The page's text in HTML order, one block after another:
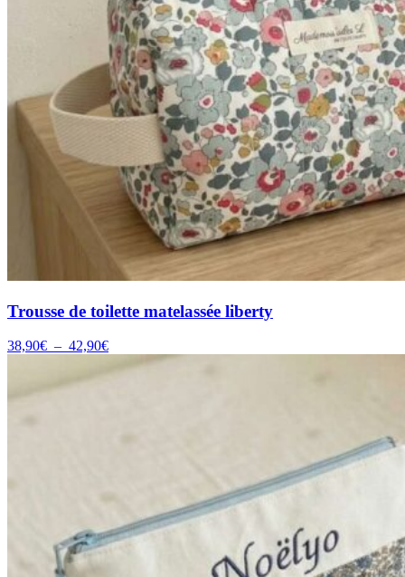
Trousse de toilette matelassée liberty
38,90€ – 42,90€Plage
prix :